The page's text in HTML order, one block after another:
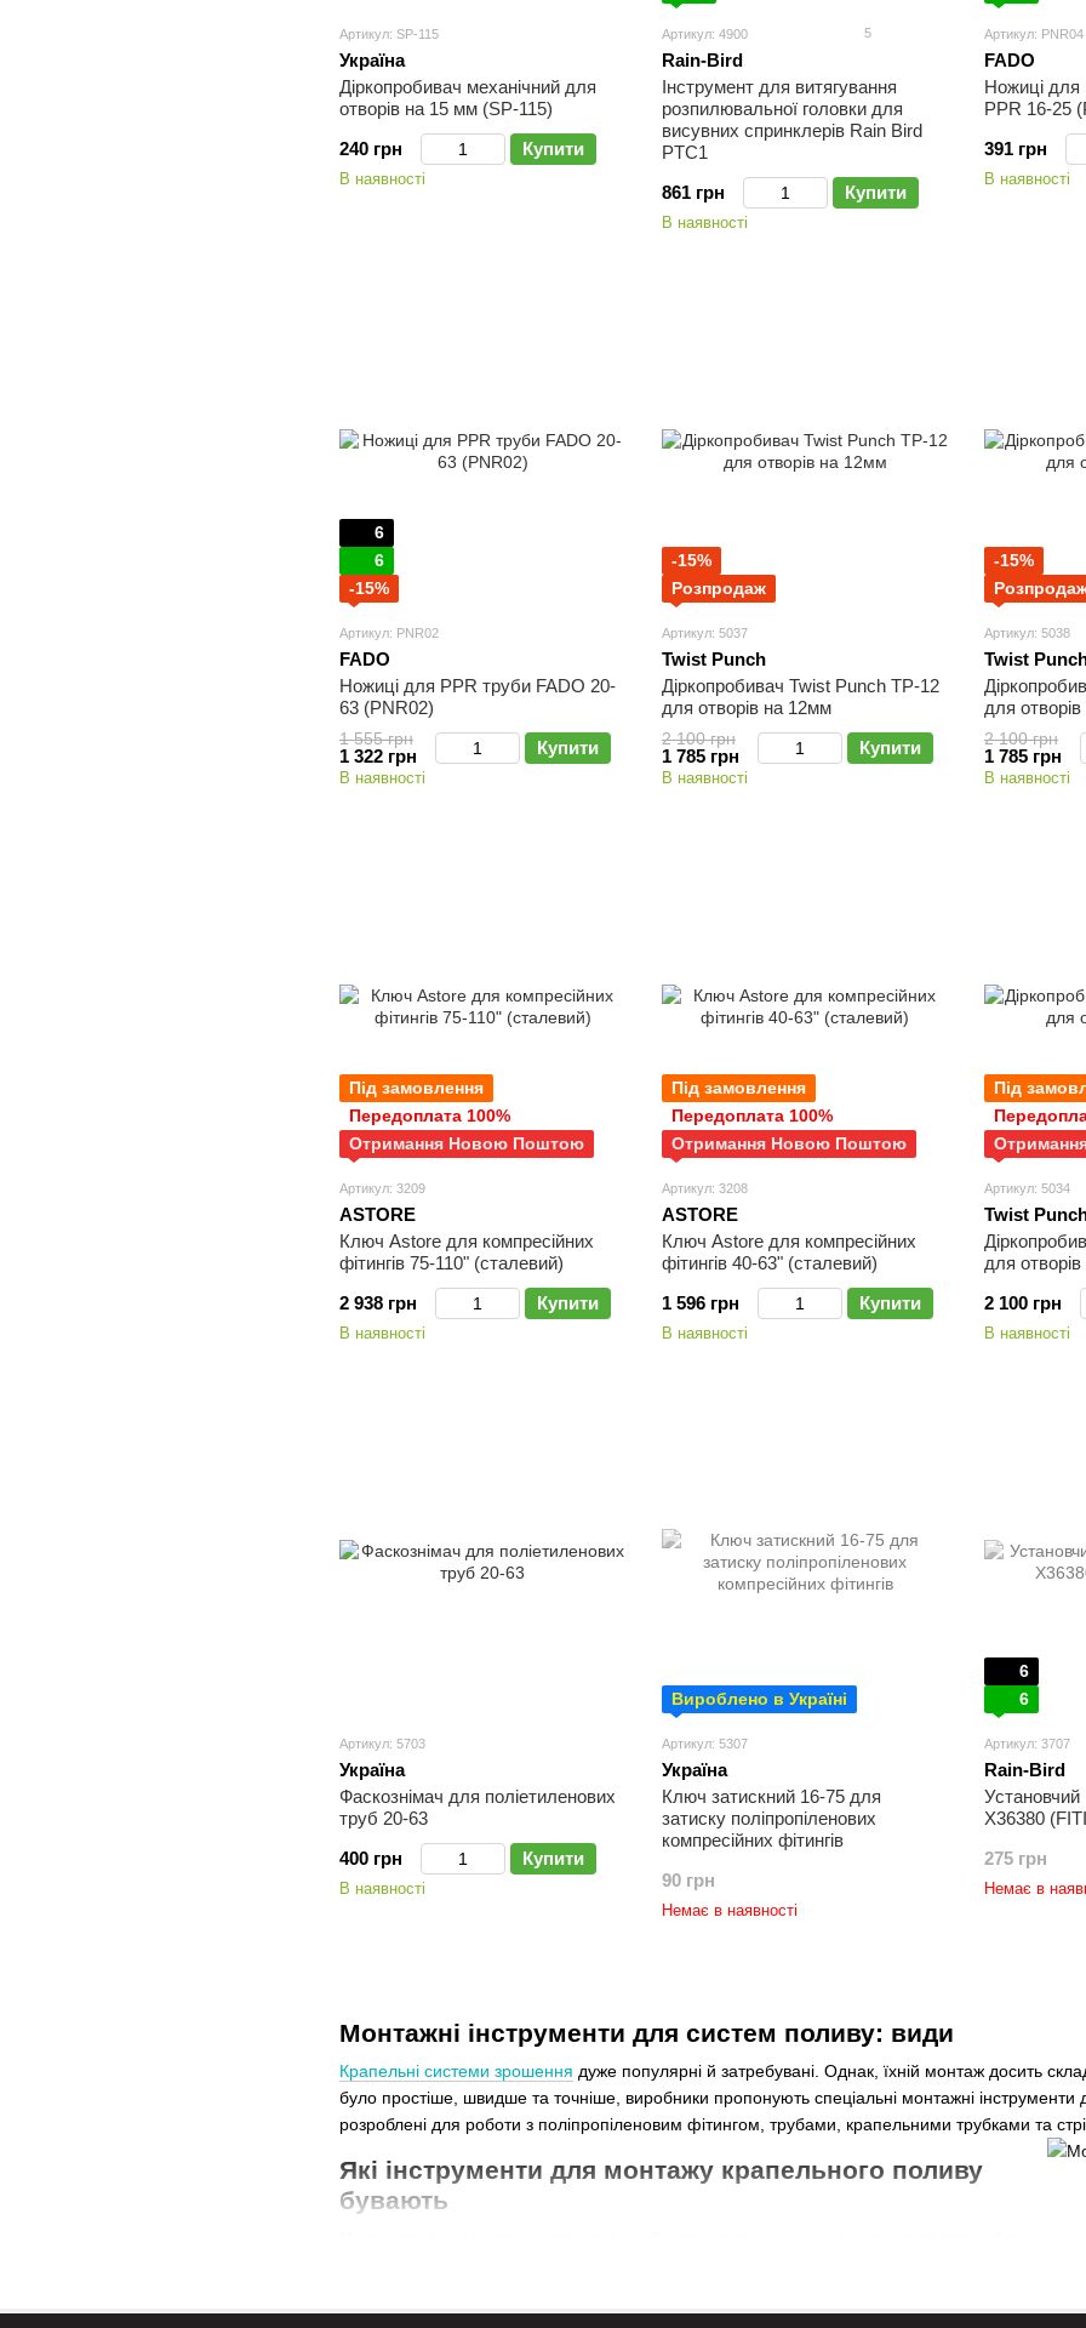
Монтажні інструменти для систем поливу: види
Крапельні системи зрошення дуже популярні й затребувані. Однак, їхній монтаж досить
було простіше, швидше та точніше, виробники пропонують спеціальні монтажні інструменти
розроблені для роботи з поліпропіленовим фітингом, трубами, крапельними трубками та
Які інструменти для монтажу крапельного поливу
бувають
Артикул: SP-115
Україна
Діркопробивач механічний для
отворів на 15 мм (SP-115)
240 грн
Купити
В наявності
Артикул: 4900 5
Rain-Bird
Інструмент для витягування
розпилювальної головки для
висувних спринклерів Rain Bird
PTC1
861 грн
Купити
В наявності
Артикул: PNR04
FADO
Ножиці для
PPR 16-25
391 грн
В наявності
6
6
-15%
Артикул: PNR02
FADO
Ножиці для PPR труби FADO 20-
63 (PNR02)
1 555 грн
1 322 грн Купити
В наявності
-15%
Розпродаж
Артикул: 5037
Twist Punch
Діркопробивач Twist Punch TP-12
для отворів на 12мм
2 100 грн
1 785 грн Купити
В наявності
-15%
Артикул: 5038
Twist
для
2 100 грн
1 785 грн
В наявності
Під замовлення
Передоплата 100%
Отримання Новою Поштою
Артикул: 3209
ASTORE
Ключ Astore для компресійних
фітингів 75-110" (сталевий)
2 938 грн
Купити
В наявності
Під замовлення
Передоплата 100%
Отримання Новою Поштою
Артикул: 3208
ASTORE
Ключ Astore для компресійних
фітингів 40-63" (сталевий)
1 596 грн
Купити
В наявності
Під
Артикул: 5034
Twist
для
2 100 грн
В наявності
Артикул: 5703
Україна
Фаскознімач для поліетиленових
труб 20-63
400 грн
Купити
В наявності
Вироблено в Україні
Артикул: 5307
Україна
Ключ затискний 16-75 для
затиску поліпропіленових
компресійних фітингів
90 грн
Немає в наявності
6
6
Артикул: 3707
Rain-Bird
Установчий
X36380
275 грн
Немає в